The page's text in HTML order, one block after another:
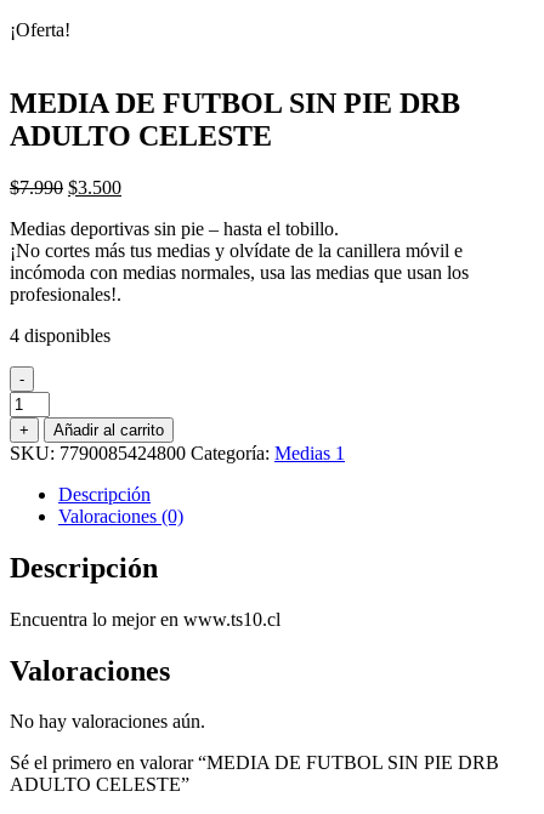
¡Oferta!
MEDIA DE FUTBOL SIN PIE DRB
ADULTO CELESTE
$7.990 El
original
era:
$7.990.
$3.500El
actual
es:
$3.500.
Medias deportivas sin pie – hasta el tobillo.
¡No cortes más tus medias y olvídate de la canillera móvil e
incómoda con medias normales, usa las medias que usan los
profesionales!.
4 disponibles
-
MEDIA
DE
FUTBOL
SIN
DRB
ADULTO
CELESTE
cantidad
+ Añadir al carrito
SKU: 7790085424800 Categoría: Medias 1
Descripción
Valoraciones (0)
Descripción
Encuentra lo mejor en www.ts10.cl
Valoraciones
No hay valoraciones aún.
Sé el primero en valorar “MEDIA DE FUTBOL SIN PIE DRB
ADULTO CELESTE”